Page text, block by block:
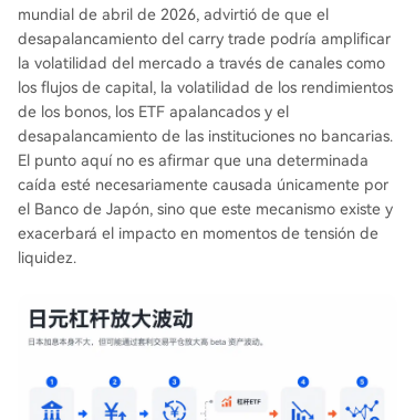
mundial de abril de 2026, advirtió de que el
desapalancamiento del carry trade podría amplificar
la volatilidad del mercado a través de canales como
los flujos de capital, la volatilidad de los rendimientos
de los bonos, los ETF apalancados y el
desapalancamiento de las instituciones no bancarias.
El punto aquí no es afirmar que una determinada
caída esté necesariamente causada únicamente por
el Banco de Japón, sino que este mecanismo existe y
exacerbará el impacto en momentos de tensión de
liquidez.